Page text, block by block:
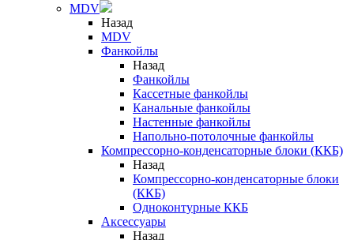
MDV
Назад
MDV
Фанкойлы
Назад
Фанкойлы
Кассетные фанкойлы
Канальные фанкойлы
Настенные фанкойлы
Напольно-потолочные фанкойлы
Компрессорно-конденсаторные блоки (ККБ)
Назад
Компрессорно-конденсаторные блоки
(ККБ)
Одноконтурные ККБ
Аксессуары
Назад